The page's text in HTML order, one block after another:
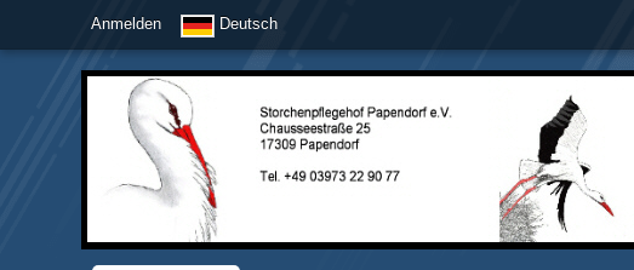
Anmelden Deutsch